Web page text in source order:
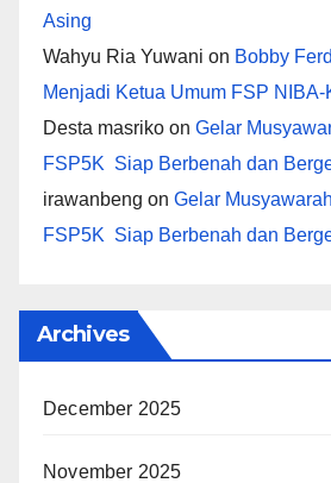
Asing
Wahyu Ria Yuwani on Bobby
Menjadi Ketua Umum FSP NIBA-
Desta masriko on Gelar
FSP5K Siap Berbenah dan
irawanbeng on Gelar
FSP5K Siap Berbenah dan
Archives
December 2025
November 2025